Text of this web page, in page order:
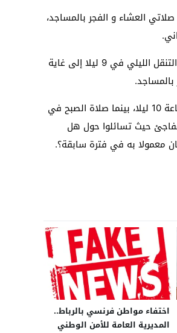
العشاء و الفجر بالمساجد،
وأبدت شريحة من المواطنين استغرابها من فرض الحكومة، قرار حظر التنقل الليلي في 9 ليلا إلى غاية
ولم تحسم الحكومة مصير صلاة العشاء، خاصة أنها تقام حوالي الساعة 10 ليلا، بينما صلاة الصبح في
المفاجئ حيث تسائلوا حول هل
معمولا به في فترة سابقة؟.
اختفاء مواطن فرنسي بالرباط..
المديرية العامة للأمن الوطني